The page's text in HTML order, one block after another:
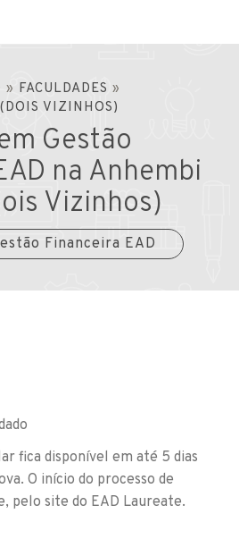
» FACULDADES »
VIZINHOS)
Gestão
na Anhembi
Vizinhos)
Financeira EAD
fica disponível em até 5 dias
O início do processo de
pelo site do EAD Laureate.